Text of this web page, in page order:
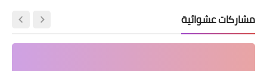
مشاركات عشوائية